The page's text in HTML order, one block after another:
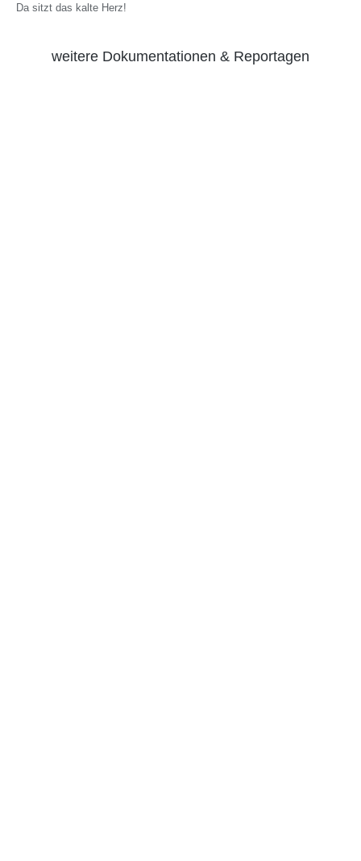
Da sitzt das kalte Herz!
weitere Dokumentationen & Reportagen